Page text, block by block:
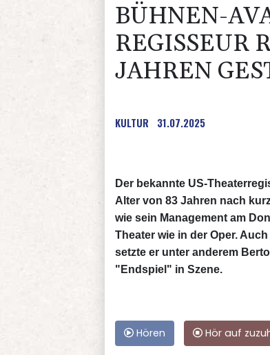
BÜHNEN-
REGISSEUR
JAHREN
KULTUR 31.07.2025
Der bekannte US-
Alter von 83 Jahren nach
wie sein Management am
Theater wie in der Oper.
setzte er unter anderem
"Endspiel" in Szene.
Hören Hör auf